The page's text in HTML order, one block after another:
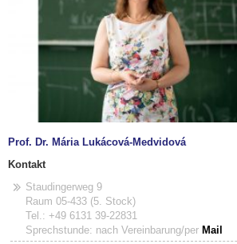
Prof. Dr. Mária Lukácová-Medvidová
Kontakt
Staudingerweg 9
Raum 05-433 (5. Stock)
Tel.: +49 6131 39-22831
Sprechstunde: nach Vereinbarung/per Mail